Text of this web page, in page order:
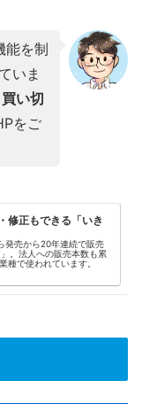
能を制
いま
い切
をご
修正もできる「いき
発売から20年連続で販売
。法人への販売本数も累
種で使われています。